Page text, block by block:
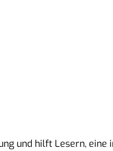
und hilft Lesern, eine